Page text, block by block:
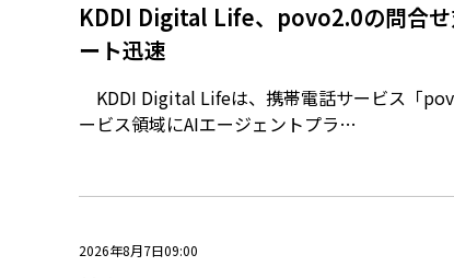
KDDI Digital Life、povo2.0の問合
ート迅速
KDDI Digital Lifeは、携帯電話サービス「
ービス領域にAIエージェントプラ…
2026年8月7日09:00